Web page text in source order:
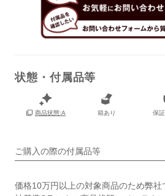
状態・付属品等
商品状態:A 箱あり 保証
ご購入の際の付属品等
価格10万円以上の対象商品のため弊